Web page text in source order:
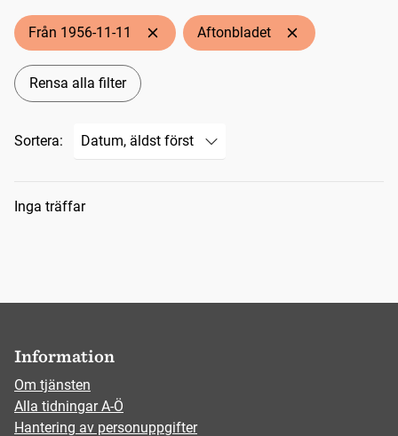
Från 1956-11-11 Aftonbladet
Rensa alla filter
Sortera:
Sökresultat
Inga träffar
Information
Om tjänsten
Alla tidningar A-Ö
Hantering av personuppgifter